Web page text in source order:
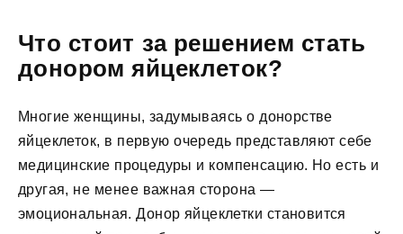
Что стоит за решением стать
донором яйцеклеток?
Многие женщины, задумываясь о донорстве
яйцеклеток, в первую очередь представляют себе
медицинские процедуры и компенсацию. Но есть и
другая, не менее важная сторона —
эмоциональная. Донор яйцеклетки становится